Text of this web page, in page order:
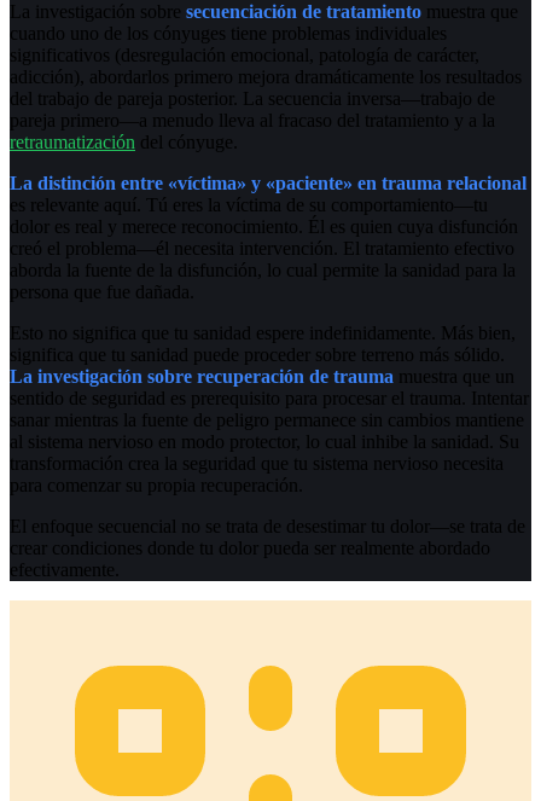
La investigación sobre secuenciación de tratamiento muestra que
cuando uno de los cónyuges tiene problemas individuales
significativos (desregulación emocional, patología de carácter,
adicción), abordarlos primero mejora dramáticamente los resultados
del trabajo de pareja posterior. La secuencia inversa—trabajo de
pareja primero—a menudo lleva al fracaso del tratamiento y a la
retraumatización del cónyuge.
La distinción entre «víctima» y «paciente» en trauma relacional
es relevante aquí. Tú eres la víctima de su comportamiento—tu
dolor es real y merece reconocimiento. Él es quien cuya disfunción
creó el problema—él necesita intervención. El tratamiento efectivo
aborda la fuente de la disfunción, lo cual permite la sanidad para la
persona que fue dañada.
Esto no significa que tu sanidad espere indefinidamente. Más bien,
significa que tu sanidad puede proceder sobre terreno más sólido.
La investigación sobre recuperación de trauma muestra que un
sentido de seguridad es prerequisito para procesar el trauma. Intentar
sanar mientras la fuente de peligro permanece sin cambios mantiene
al sistema nervioso en modo protector, lo cual inhibe la sanidad. Su
transformación crea la seguridad que tu sistema nervioso necesita
para comenzar su propia recuperación.
El enfoque secuencial no se trata de desestimar tu dolor—se trata de
crear condiciones donde tu dolor pueda ser realmente abordado
efectivamente.